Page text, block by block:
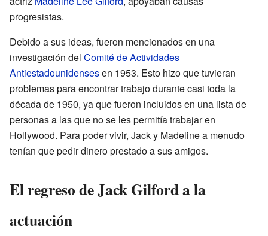
progresistas.
Debido a sus ideas, fueron mencionados en una
investigación del Comité de Actividades
Antiestadounidensesen 1953. Esto hizo que tuvieran
problemas para encontrar trabajo durante casi toda la
década de 1950, ya que fueron incluidos en una lista de
personas a las que no se les permitía trabajar en
Hollywood. Para poder vivir, Jack y Madeline a menudo
tenían que pedir dinero prestado a sus amigos.
El regreso de Jack Gilford a la
actuación